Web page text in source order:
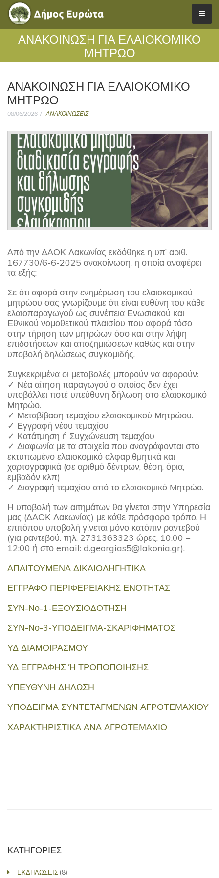
ΑΝΑΚΟΙΝΩΣΗ ΓΙΑ ΕΛΑΙΟΚΟΜΙΚΟ
ΜΗΤΡΩΟ
ΑΝΑΚΟΙΝΩΣΗ ΓΙΑ ΕΛΑΙΟΚΟΜΙΚΟ
ΜΗΤΡΩΟ
08/06/2026 ΑΝΑΚΟΙΝΩΣΕΙΣ
Από την ΔΑΟΚ Λακωνίας εκδόθηκε η υπ’ αριθ.
167730/6-6-2025 ανακοίνωση, η οποία αναφέρει
τα εξής:
Σε ότι αφορά στην ενημέρωση του ελαιοκομικού
μητρώου σας γνωρίζουμε ότι είναι ευθύνη του κάθε
ελαιοπαραγωγού ως συνέπεια Ενωσιακού και
Εθνικού νομοθετικού πλαισίου που αφορά τόσο
στην τήρηση των μητρώων όσο και στην λήψη
επιδοτήσεων και αποζημιώσεων καθώς και στην
υποβολή δηλώσεως συγκομιδής.
Συγκεκριμένα οι μεταβολές μπορούν να αφορούν:
✓ Νέα αίτηση παραγωγού ο οποίος δεν έχει
υποβάλλει ποτέ υπεύθυνη δήλωση στο ελαιοκομικό
Μητρώο.
✓ Μεταβίβαση τεμαχίου ελαιοκομικού Μητρώου.
✓ Εγγραφή νέου τεμαχίου
✓ Κατάτμηση ή Συγχώνευση τεμαχίου
✓ Διαφωνία με τα στοιχεία που αναγράφονται στο
εκτυπωμένο ελαιοκομικό αλφαριθμητικά και
χαρτογραφικά (σε αριθμό δέντρων, θέση, όρια,
εμβαδόν κλπ)
✓ Διαγραφή τεμαχίου από το ελαιοκομικό Μητρώο.
Η υποβολή των αιτημάτων θα γίνεται στην Υπηρεσία
μας (ΔΑΟΚ Λακωνίας) με κάθε πρόσφορο τρόπο. Η
επιτόπου υποβολή γίνεται μόνο κατόπιν ραντεβού
(για ραντεβού: τηλ. 2731363323 ώρες: 10:00 –
12:00 ή στο email: d.georgias5@lakonia.gr).
ΑΠΑΙΤΟΥΜΕΝΑ ΔΙΚΑΙΟΛΗΓΗΤΙΚΑ
ΕΓΓΡΑΦΟ ΠΕΡΙΦΕΡΕΙΑΚΗΣ ΕΝΟΤΗΤΑΣ
ΣΥΝ-Νο-1-ΕΞΟΥΣΙΟΔΟΤΗΣΗ
ΣΥΝ-Νο-3-ΥΠΟΔΕΙΓΜΑ-ΣΚΑΡΙΦΗΜΑΤΟΣ
ΥΔ ΔΙΑΜΟΙΡΑΣΜΟΥ
ΥΔ ΕΓΓΡΑΦΗΣ Ή ΤΡΟΠΟΠΟΙΗΣΗΣ
ΥΠΕΥΘΥΝΗ ΔΗΛΩΣΗ
ΥΠΟΔΕΙΓΜΑ ΣΥΝΤΕΤΑΓΜΕΝΩΝ ΑΓΡΟΤΕΜΑΧΙΟΥ
ΧΑΡΑΚΤΗΡΙΣΤΙΚΑ ΑΝΑ ΑΓΡΟΤΕΜΑΧΙΟ
ΚΑΤΗΓΟΡΙΕΣ
ΕΚΔΗΛΩΣΕΙΣ (8)